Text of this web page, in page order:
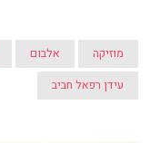
מוזיקה אלבום
עידן רפאל חביב